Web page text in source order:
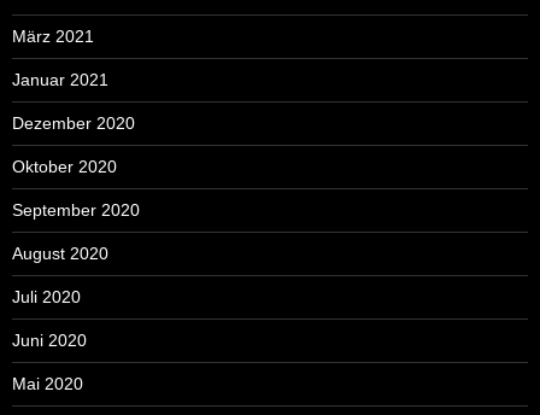
März 2021
Januar 2021
Dezember 2020
Oktober 2020
September 2020
August 2020
Juli 2020
Juni 2020
Mai 2020